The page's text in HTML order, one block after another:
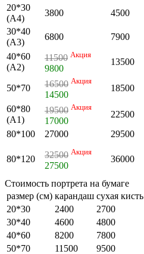
20*30
(А4)
3800 4500
30*40
(А3)
6800 7900
40*60
(А2)
11500 Акция
9800
13500
50*70 16500 Акция
14500
18500
60*80
(А1)
19500 Акция
17000
22500
80*100
27000 29500
80*120 32500 Акция
27500
36000
Стоимость портрета на бумаге
размер (см) карандаш сухая кисть
20*30
2400 2700
30*40
4600 4800
40*60
8200 7800
50*70
11500 9500